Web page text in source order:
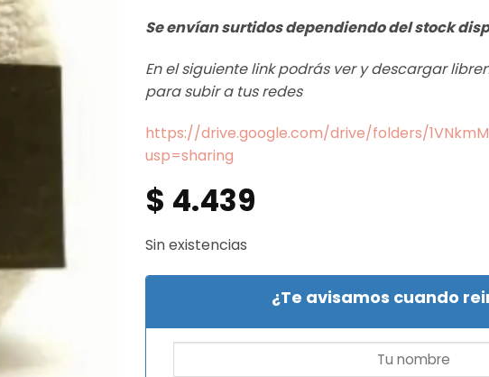
Se envían surtidos dependiendo del stock
En el siguiente link podrás ver y descargar
para subir a tus redes
https://drive.google.com/drive/folders/
usp=sharing
$ 4.439
Sin existencias
¿Te avisamos cuando